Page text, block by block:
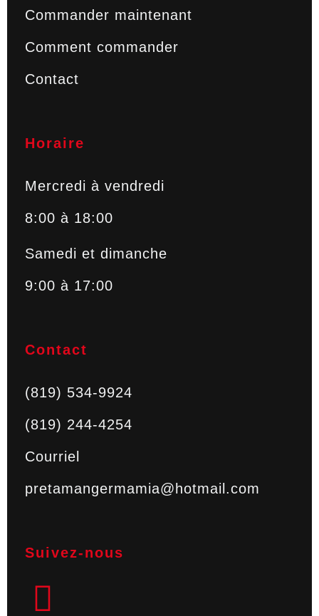
Commander maintenant
Comment commander
Contact
Horaire
Mercredi à vendredi
8:00 à 18:00
Samedi et dimanche
9:00 à 17:00
Contact
(819) 534-9924
(819) 244-4254
Courriel
pretamangermamia@hotmail.com
Suivez-nous